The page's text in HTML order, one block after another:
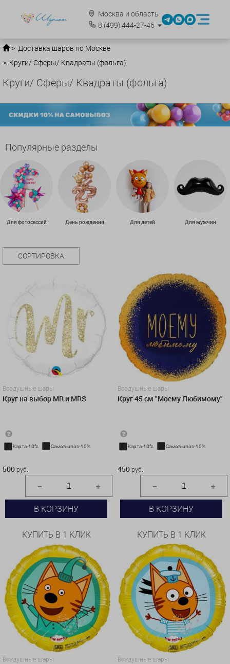
Москва и область
8 (499)444-27-46
Доставка шаров по Москве
Круги/ Сферы/ Квадраты (фольга)
Круги/ Сферы/ Квадраты (фольга)
Популярные разделы
Для фотосессий День рождения Для детей Для мужчин
СОРТИРОВКА
Воздушные шары
Круг на выбор MR и MRS
Карта-10% Самовывоз-10%
500 руб.
В КОРЗИНУ
КУПИТЬ В 1 КЛИК
Воздушные шары
Круг 45 см "Моему Любимому"
Карта-10% Самовывоз-10%
450 руб.
В КОРЗИНУ
КУПИТЬ В 1 КЛИК
Воздушные шары Воздушные шары